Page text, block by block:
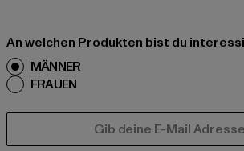
An welchen Produkten bist du
MÄNNER
FRAUEN